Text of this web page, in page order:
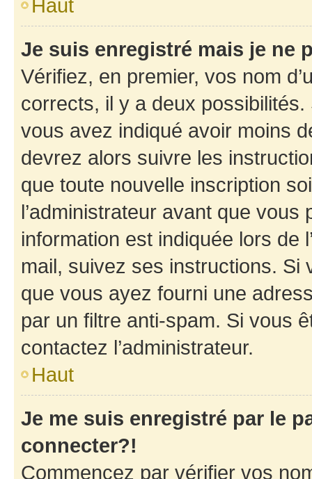
Haut
Je suis enregistré mais je ne
Vérifiez, en premier, vos nom
corrects, il y a deux
vous avez indiqué avoir moins
devrez alors suivre les
que toute nouvelle inscription
l’administrateur avant que
information est indiquée lors de
mail, suivez ses instructions. Si
que vous ayez fourni une
par un filtre anti-spam. Si vous
contactez l’administrateur.
Haut
Je me suis enregistré par le
connecter?!
Commencez par vérifier vos